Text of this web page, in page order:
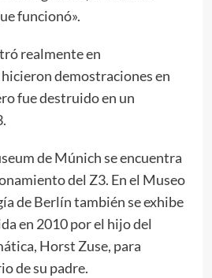
funcionó».
realmente en
demostraciones en
fue destruido en un
de Múnich se encuentra
del Z3. En el Museo
de Berlín también se exhibe
en 2010 por el hijo del
Horst Zuse, para
de su padre.